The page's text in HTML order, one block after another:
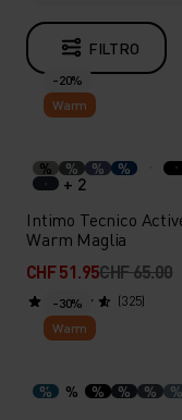
FILTRO
-20%
Warm
% % % %
+ 2
Intimo Tecnico
Warm Maglia
CHF 51.95CHF 65.00
(325)
-30%
Warm
% % % % % %